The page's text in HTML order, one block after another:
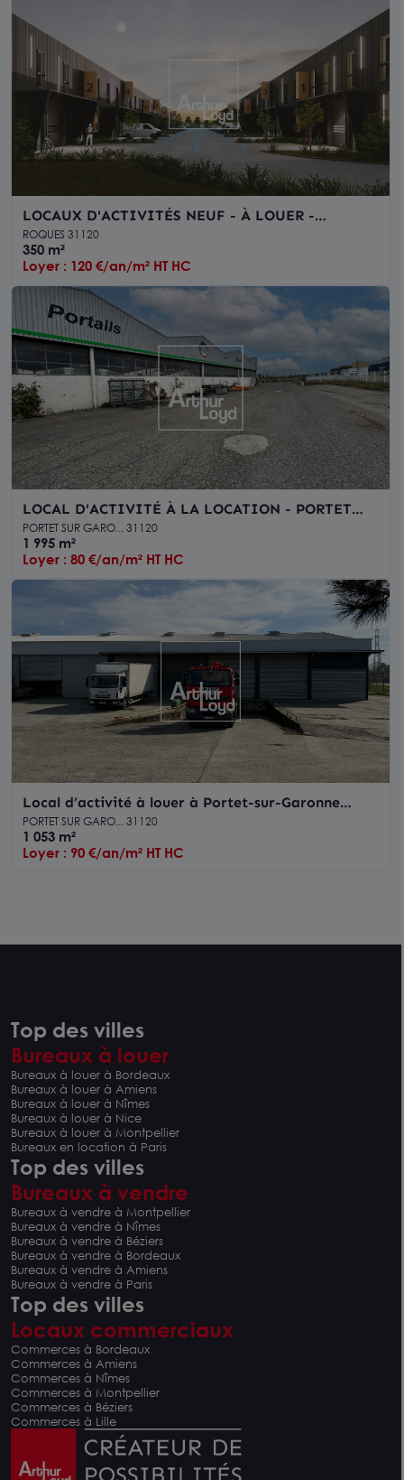
LOCAUX D'ACTIVITÉS NEUF - À LOUER -
TOULOUSE ROQUES
ROQUES 31120
350 m²
Loyer : 120 €/an/m² HT HC
LOCAL D'ACTIVITÉ À LA LOCATION - PORTET
SUR GARONNE
PORTET SUR GARO... 31120
1 995 m²
Loyer : 80 €/an/m² HT HC
Local d’activité à louer à Portet-sur-Garonne
accès poids lourds et quai
PORTET SUR GARO... 31120
1 053 m²
Loyer : 90 €/an/m² HT HC
Top des villes
Bureaux à louer
Bureaux à louer à Bordeaux
Bureaux à louer à Amiens
Bureaux à louer à Nîmes
Bureaux à louer à Nice
Bureaux à louer à Montpellier
Bureaux en location à Paris
Top des villes
Bureaux à vendre
Bureaux à vendre à Montpellier
Bureaux à vendre à Nîmes
Bureaux à vendre à Béziers
Bureaux à vendre à Bordeaux
Bureaux à vendre à Amiens
Bureaux à vendre à Paris
Top des villes
Locaux commerciaux
Commerces à Bordeaux
Commerces à Amiens
Commerces à Nîmes
Commerces à Montpellier
Commerces à Béziers
Commerces à Lille